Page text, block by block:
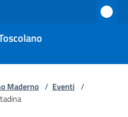
Maderno / Eventi /